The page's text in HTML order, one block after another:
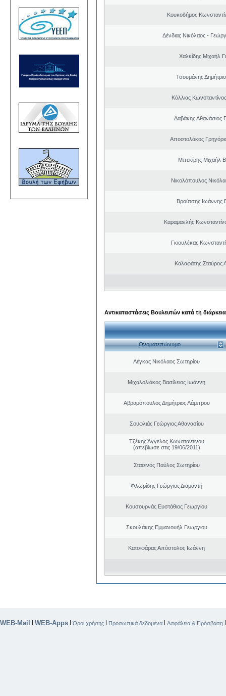
Κουκοδήμος
Δένδιας Νικόλαος -
Χαλκίδης Μιχαήλ
Τσουμάνης
Κόλλιας
Δαβάκης Αθανάσιος
Αποστολάκος
Μπεκίρης Μιχαήλ
Νικολόπουλος
Βρούτσης Ιωάννης
Καραμανλής
Γκιουλέκας
Καλαφάτης Σταύρος
Αντικαταστάσεις Βουλευτών κατά τη
Ονοματεπώνυμο
Λέγκας Νικόλαος Σωτηρίου
Μιχαλολιάκος Βασίλειος Ιωάννη
Αβραμόπουλος Δημήτριος Λάμπρου
Σουφλιάς Γεώργιος Αθανασίου
Τζέκης Άγγελος Κωνσταντίνου
(απεβίωσε στις 19/06/2011)
Στασινός Παύλος Σωτηρίου
Φλωρίδης Γεώργιος Διαμαντή
Κουσουρνάς Ευστάθιος Γεωργίου
Σκουλάκης Εμμανουήλ Γεωργίου
Κατσιφάρας Απόστολος Ιωάννη
WEB-Mail | WEB-Apps |Όροι χρήσης | Προσωπικά δεδομένα | Ασφάλεια & Πρόσβαση